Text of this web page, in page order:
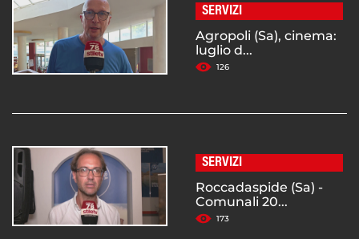
SERVIZI
Agropoli (Sa), cinema:
luglio d...
126
SERVIZI
Roccadaspide (Sa) -
Comunali 20...
173